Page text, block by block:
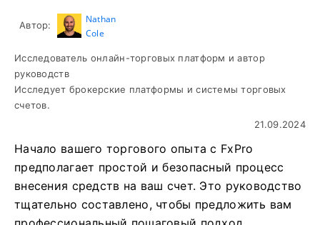
Автор:
Nathan
Cole
Исследователь онлайн-торговых платформ и автор
руководств
Исследует брокерские платформы и системы торговых
счетов.
21.09.2024
Начало вашего торгового опыта с FxPro
предполагает простой и безопасный процесс
внесения средств на ваш счет. Это руководство
тщательно составлено, чтобы предложить вам